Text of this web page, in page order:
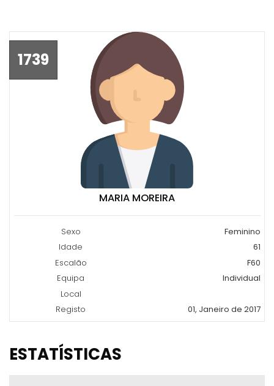
1739
MARIA MOREIRA
Sexo
Feminino
Idade
61
Escalão
F60
Equipa
Individual
Local
Registo
01, Janeiro de 2017
ESTATÍSTICAS